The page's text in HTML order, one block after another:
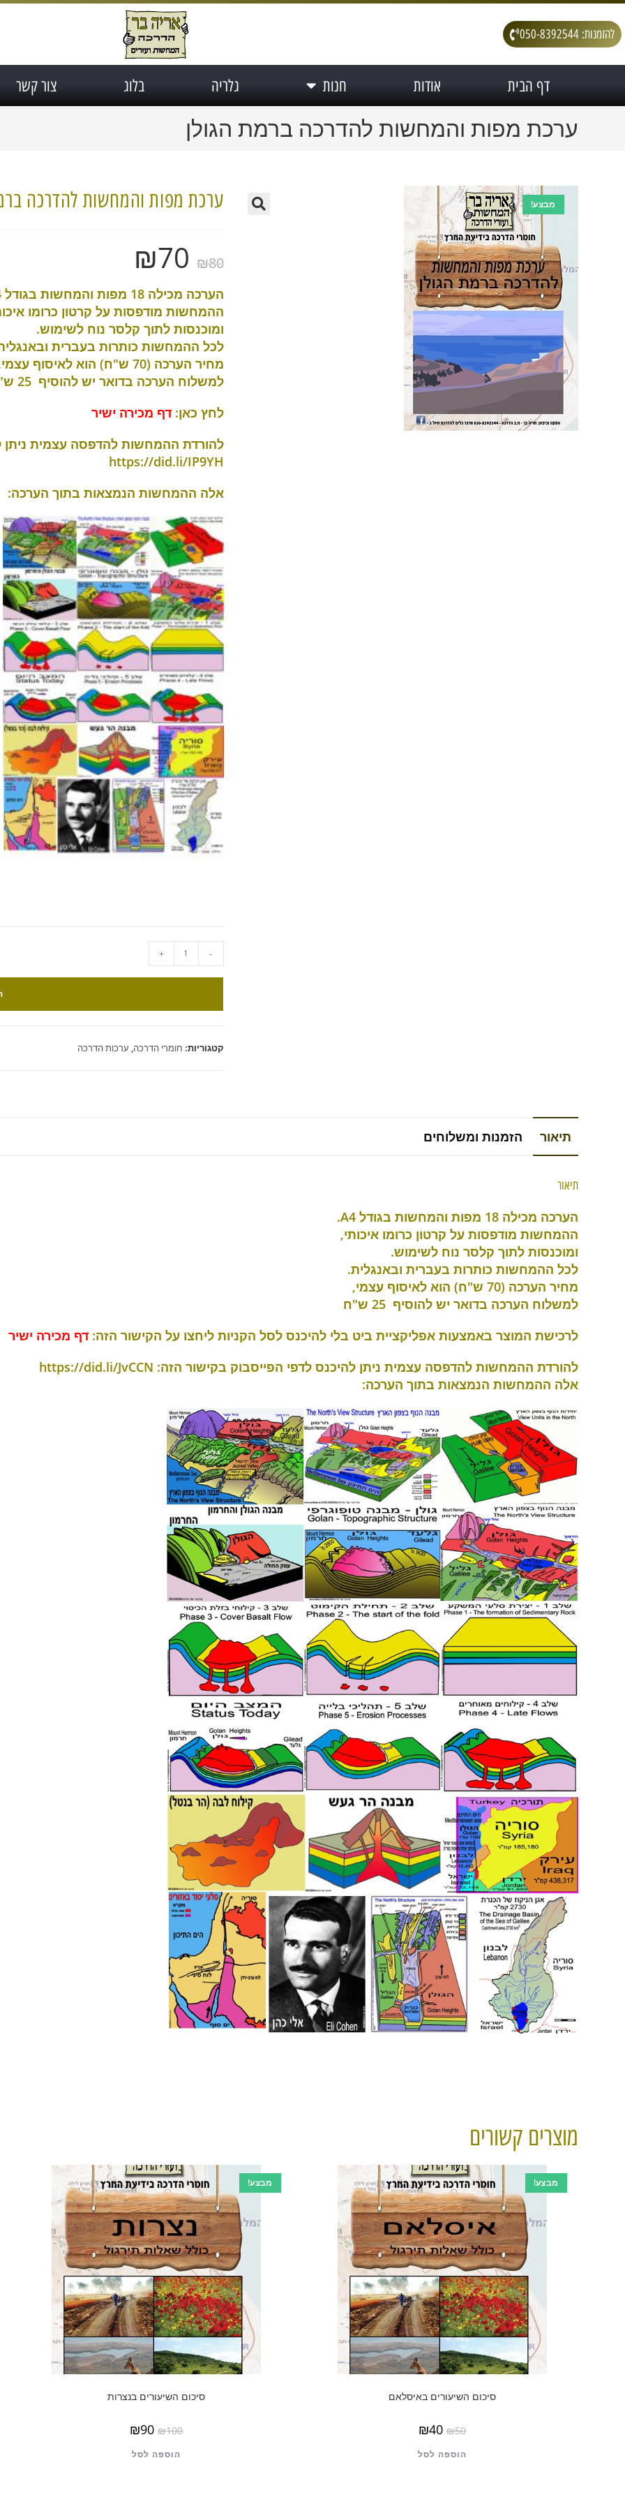
להזמנות: 050-8392544
דף הבית אודות חנות גלריה בלוג צור קשר
ערכת מפות והמחשות להדרכה ברמת הגולן
מבצע! ערכת מפות והמחשות להדרכה
₪80
₪70
הערכה מכילה 18 מפות והמחשות בגודל A4.
ההמחשות מודפסות על קרטון כרומו
ומוכנסות לתוך קלסר נוח לשימוש.
לכל ההמחשות כותרות בעברית
מחיר הערכה (70 ש"ח) הוא לאיסוף עצמי,
למשלוח הערכה בדואר יש להוסיף 25 ש"ח
לחץ כאן:דף מכירה ישיר
להורדת ההמחשות להדפסה עצמית ניתן
https://did.li/IP9YH
אלה ההמחשות הנמצאות בתוך הערכה:
-
+
קטגוריות: חומרי הדרכה, ערכות הדרכה
תיאור הזמנות ומשלוחים
תיאור
הערכה מכילה 18 מפות והמחשות בגודל A4.
ההמחשות מודפסות על קרטון כרומו איכותי,
ומוכנסות לתוך קלסר נוח לשימוש.
לכל ההמחשות כותרות בעברית ובאנגלית.
מחיר הערכה (70 ש"ח) הוא לאיסוף עצמי,
למשלוח הערכה בדואר יש להוסיף 25 ש"ח
לרכישת המוצר באמצעות אפליקציית ביט בלי להיכנס לסל הקניות ליחצו על הקישור הזה:דף מכירה ישיר
להורדת ההמחשות להדפסה עצמית ניתן להיכנס לדפי הפייסבוק בקישור הזה: https://did.li/JvCCN
אלה ההמחשות הנמצאות בתוך הערכה:
מוצרים קשורים
מבצע!
סיכום השיעורים באיסלאם
₪50
₪40
הוספה לסל
מבצע!
סיכום השיעורים בנצרות
₪100
₪90
הוספה לסל